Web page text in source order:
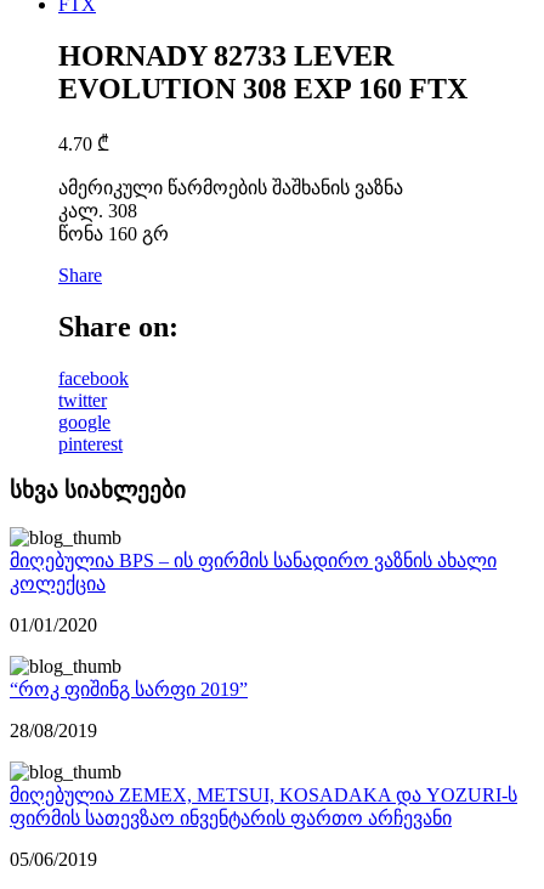
HORNADY 82733 LEVER
EVOLUTION 308 EXP 160 FTX
4.70 ₾
ამერიკული წარმოების შაშხანის ვაზნა
კალ. 308
წონა 160 გრ
Share
Share on:
facebook
twitter
google
pinterest
სხვა სიახლეები
მიღებულია BPS – ის ფირმის სანადირო ვაზნის ახალი
კოლექცია
01/01/2020
“როკ ფიშინგ სარფი 2019”
28/08/2019
მიღებულია ZEMEX, METSUI, KOSADAKA და YOZURI-ს
ფირმის სათევზაო ინვენტარის ფართო არჩევანი
05/06/2019